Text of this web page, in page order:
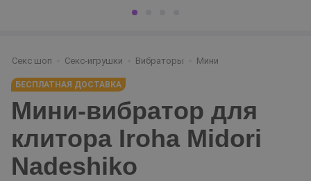
Секс шоп Секс-игрушки Вибраторы Мини
БЕСПЛАТНАЯ ДОСТАВКА
Мини-вибратор для
клитора Iroha Midori
Nadeshiko